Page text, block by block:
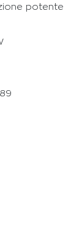
potente